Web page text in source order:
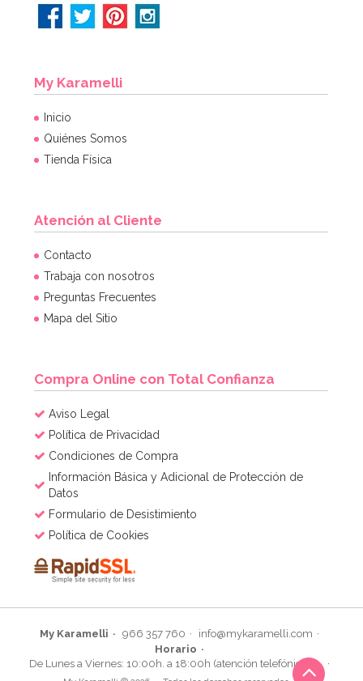
My Karamelli
Inicio
Quiénes Somos
Tienda Física
Atención al Cliente
Contacto
Trabaja con nosotros
Preguntas Frecuentes
Mapa del Sitio
Compra Online con Total Confianza
Aviso Legal
Política de Privacidad
Condiciones de Compra
Información Básica y Adicional de Protección de
Datos
Formulario de Desistimiento
Política de Cookies
My Karamelli 966 357 760
info@mykaramelli.com
Horario
De Lunes a Viernes: 10:00h. a 18:00h (atención telefónica)